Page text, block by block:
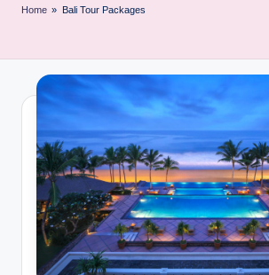
dan
Murah
Terbaik
Bergaransi
Home » Bali Tour Packages